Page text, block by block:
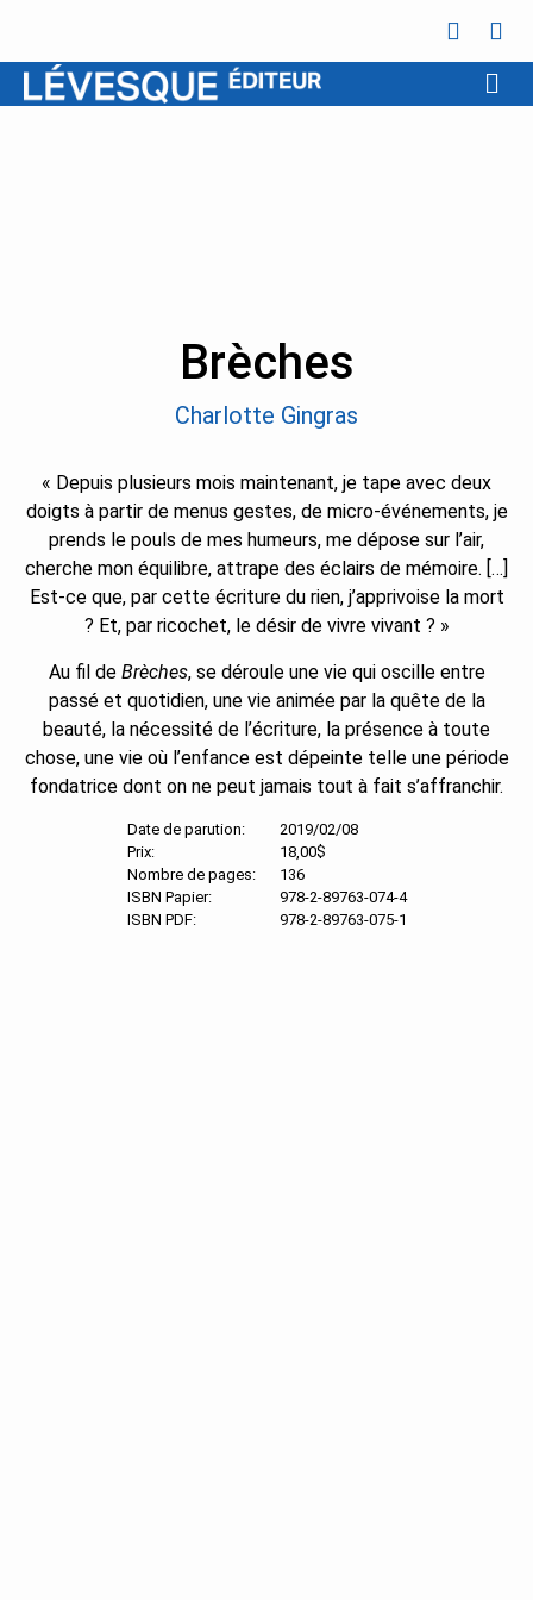
Brèches
Charlotte Gingras
« Depuis plusieurs mois maintenant, je tape avec deux
doigts à partir de menus gestes, de micro-événements, je
prends le pouls de mes humeurs, me dépose sur l’air,
cherche mon équilibre, attrape des éclairs de mémoire. […]
Est-ce que, par cette écriture du rien, j’apprivoise la mort
? Et, par ricochet, le désir de vivre vivant ? »
Au fil de Brèches, se déroule une vie qui oscille entre
passé et quotidien, une vie animée par la quête de la
beauté, la nécessité de l’écriture, la présence à toute
chose, une vie où l’enfance est dépeinte telle une période
fondatrice dont on ne peut jamais tout à fait s’affranchir.
Date de parution:
Prix:
Nombre de pages:
ISBN Papier:
ISBN PDF:
2019/02/08
18,00$
136
978-2-89763-074-4
978-2-89763-075-1